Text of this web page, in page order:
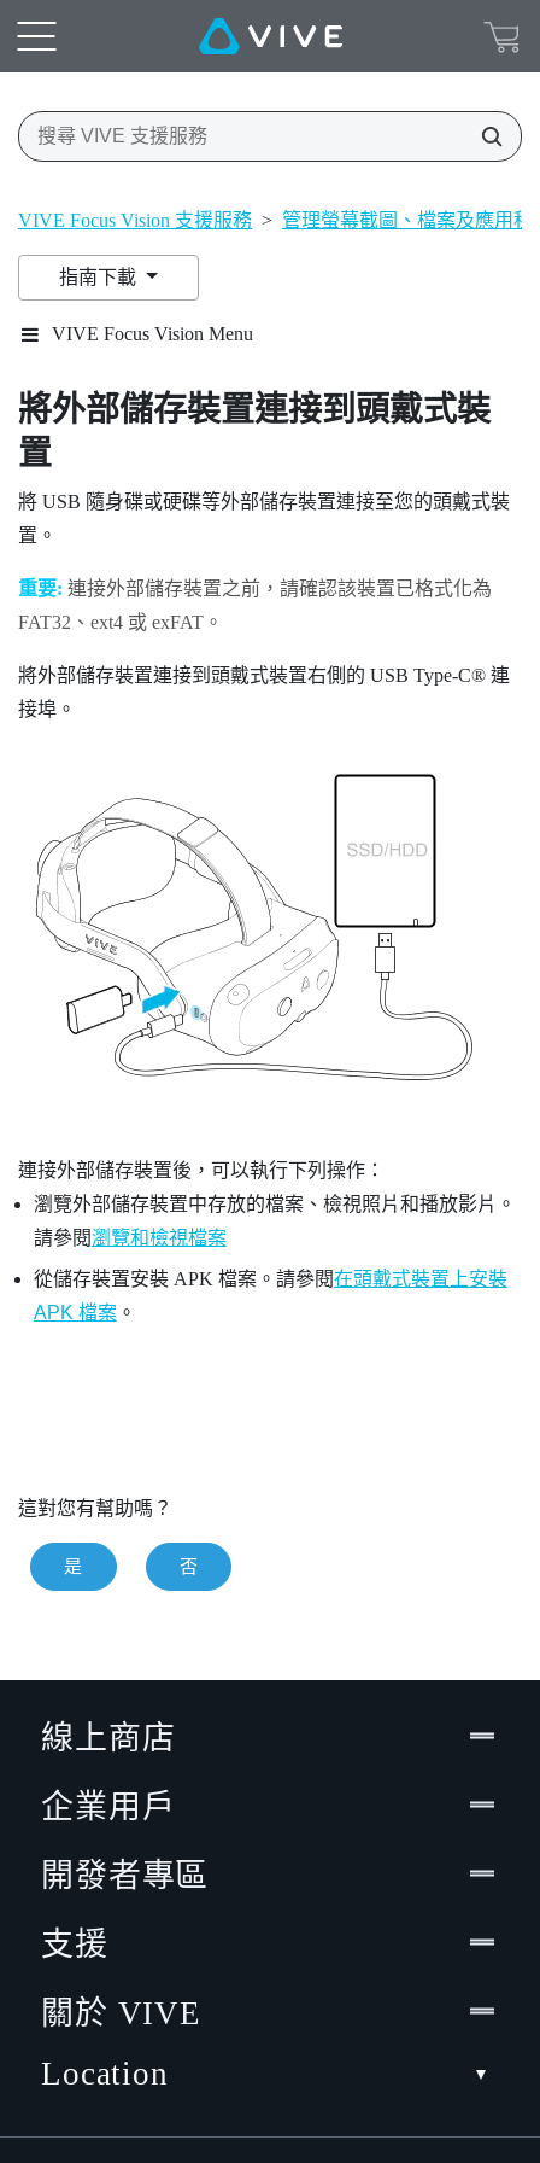
VIVE Focus Vision 支援服務 > 管理螢幕截圖、檔案及應用程
指南下載
VIVE Focus Vision Menu
將外部儲存裝置連接到頭戴式裝
置
將 USB 隨身碟或硬碟等外部儲存裝置連接至您的頭戴式裝
置。
重要: 連接外部儲存裝置之前，請確認該裝置已格式化為
FAT32、ext4 或 exFAT。
將外部儲存裝置連接到頭戴式裝置右側的 USB Type-C® 連
接埠。
連接外部儲存裝置後，可以執行下列操作：
瀏覽外部儲存裝置中存放的檔案、檢視照片和播放影片。
請參閱瀏覽和檢視檔案
從儲存裝置安裝 APK 檔案。請參閱在頭戴式裝置上安裝
APK 檔案。
這對您有幫助嗎？
是 否
線上商店
企業用戶
開發者專區
支援
關於 VIVE
Location